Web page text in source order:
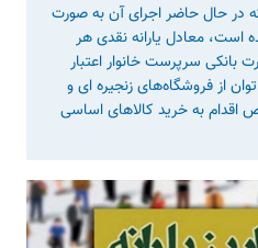
در حال حاضر اجرای آن به صورت
است، معادل یارانه نقدی هر
بانکی سرپرست خانوار اعتبار
از فروشگاه‌های زنجیره ای و
به خرید کالاهای اساسی